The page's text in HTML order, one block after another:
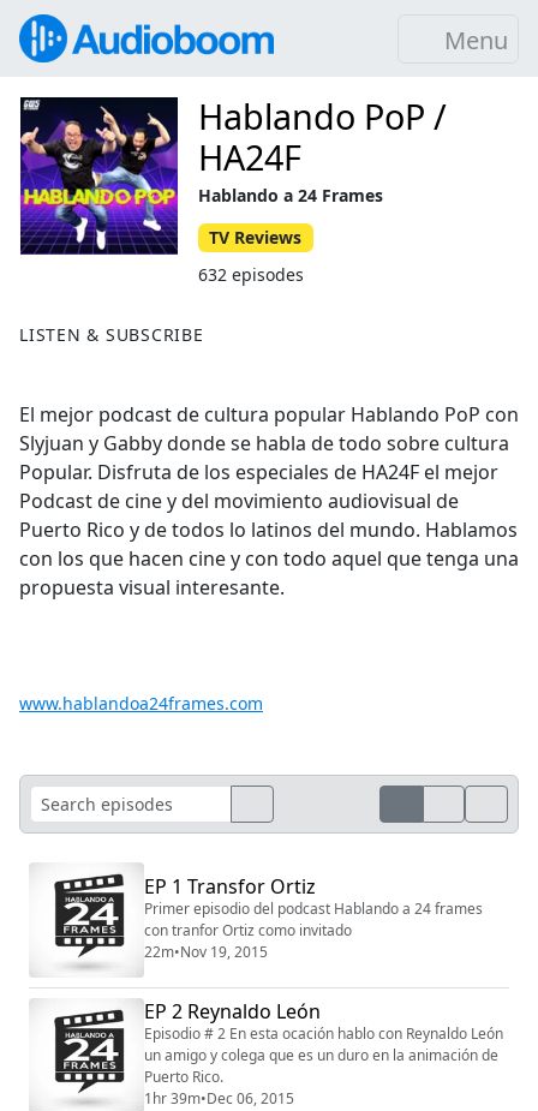
Menu
LISTEN & SUBSCRIBE
El mejor podcast de cultura popular Hablando PoP con
Slyjuan y Gabby donde se habla de todo sobre cultura
Popular. Disfruta de los especiales de HA24F el mejor
Podcast de cine y del movimiento audiovisual de
Puerto Rico y de todos lo latinos del mundo. Hablamos
con los que hacen cine y con todo aquel que tenga una
propuesta visual interesante.
www.hablandoa24frames.com
Hablando PoP /
HA24F
Hablando a 24 Frames
TV Reviews
632 episodes
EP 1 Transfor Ortiz
Primer episodio del podcast Hablando a 24 frames
con tranfor Ortiz como invitado
22m•Nov 19, 2015
EP 2 Reynaldo León
Episodio # 2 En esta ocación hablo con Reynaldo León
un amigo y colega que es un duro en la animación de
Puerto Rico.
1hr 39m•Dec 06, 2015